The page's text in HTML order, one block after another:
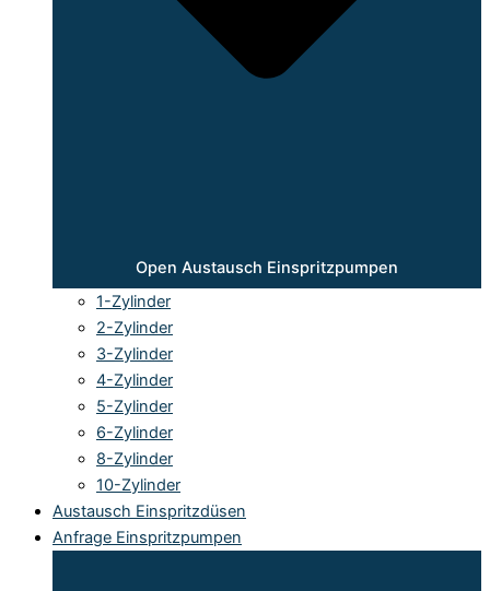
Open Austausch Einspritzpumpen
1-Zylinder
2-Zylinder
3-Zylinder
4-Zylinder
5-Zylinder
6-Zylinder
8-Zylinder
10-Zylinder
Austausch Einspritzdüsen
Anfrage Einspritzpumpen